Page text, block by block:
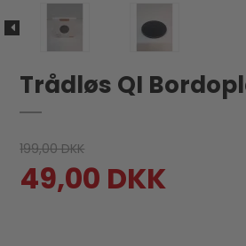
Trådløs QI
199,00 DKK
49,00 DKK